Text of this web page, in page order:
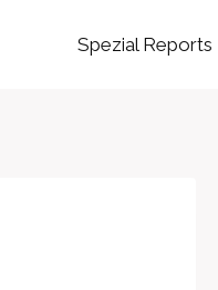
Spezial Reports